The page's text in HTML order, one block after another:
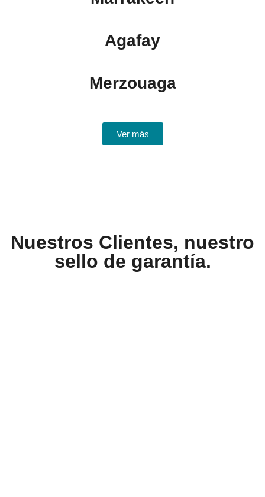
Agafay
Merzouaga
Ver más
Nuestros Clientes, nuestro
sello de garantía.